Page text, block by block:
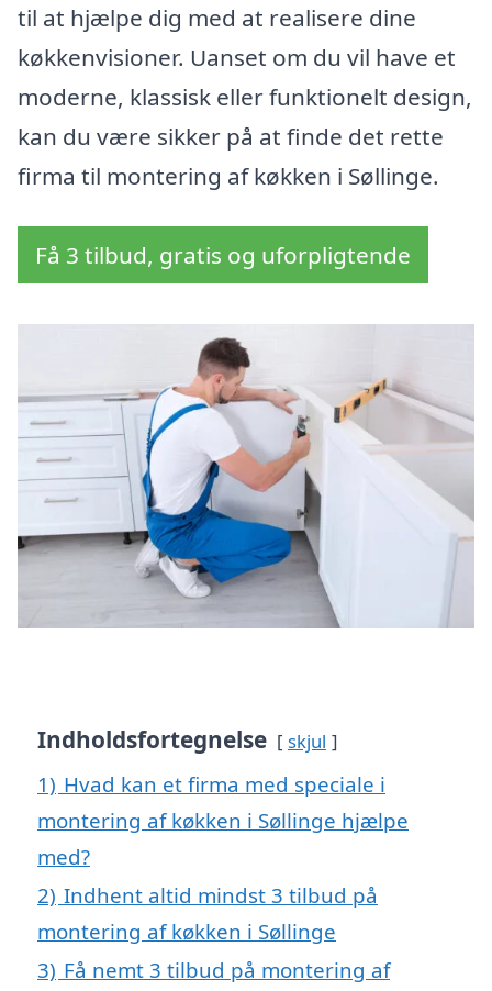
til at hjælpe dig med at realisere dine
køkkenvisioner. Uanset om du vil have et
moderne, klassisk eller funktionelt design,
kan du være sikker på at finde det rette
firma til montering af køkken i Søllinge.
Få 3 tilbud, gratis og uforpligtende
Indholdsfortegnelse skjul
1) Hvad kan et firma med speciale i
montering af køkken i Søllinge hjælpe
med?
2) Indhent altid mindst 3 tilbud på
montering af køkken i Søllinge
3) Få nemt 3 tilbud på montering af